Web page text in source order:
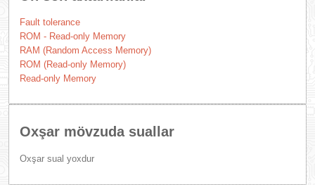
Fault tolerance
ROM - Read-only Memory
RAM (Random Access Memory)
ROM (Read-only Memory)
Read-only Memory
Oxşar mövzuda suallar
Oxşar sual yoxdur